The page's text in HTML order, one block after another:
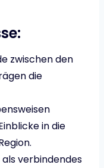
zwischen den
die
in die
als verbindendes